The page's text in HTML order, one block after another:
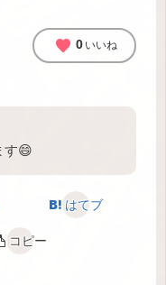
favorite 0 いいね
す😄
はてブ
コピー